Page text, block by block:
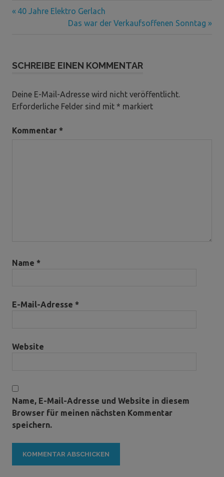
Beitragsnavigation
Vorheriger
40 Jahre Elektro Gerlach
Nächster
Das war der Verkaufsoffenen Sonntag
SCHREIBE EINEN KOMMENTAR
Deine E-Mail-Adresse wird nicht veröffentlicht.
Erforderliche Felder sind mit * markiert
Kommentar *
Name *
E-Mail-Adresse *
Website
Name, E-Mail-Adresse und Website in diesem
Browser für meinen nächsten Kommentar
speichern.